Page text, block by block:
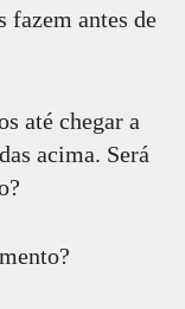
fazem antes de
até chegar a
acima. Será